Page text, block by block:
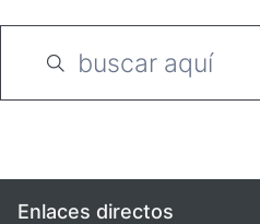
Enlaces directos